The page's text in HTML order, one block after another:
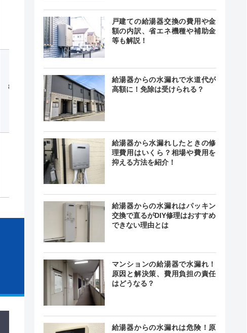
最短30分
8:00~19:00
―
最短15分
戸建ての給湯器交換の費用や金
額の内訳、省エネ機種や補助金
等も解説！
給湯器からの水漏れで水道代が
高額に！免除は受けられる？
給湯器から水漏れしたときの修
理費用はいくら？相場や費用を
抑える方法を紹介！
給湯器からの水漏れはパッキン
交換で直るがDIY修理はおすすめ
できない理由とは
マンションの給湯器で水漏れ！
原因と解決策、費用負担の責任
はどうなる？
給湯器からの水漏れは危険！原